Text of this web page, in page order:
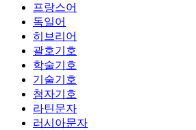
프랑스어
독일어
히브리어
괄호기호
학술기호
기술기호
첨자기호
라틴문자
러시아문자